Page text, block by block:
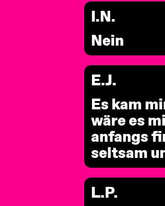
I.N.
Nein
E.J.
Es kam
wäre es
anfangs
seltsam
L.P.